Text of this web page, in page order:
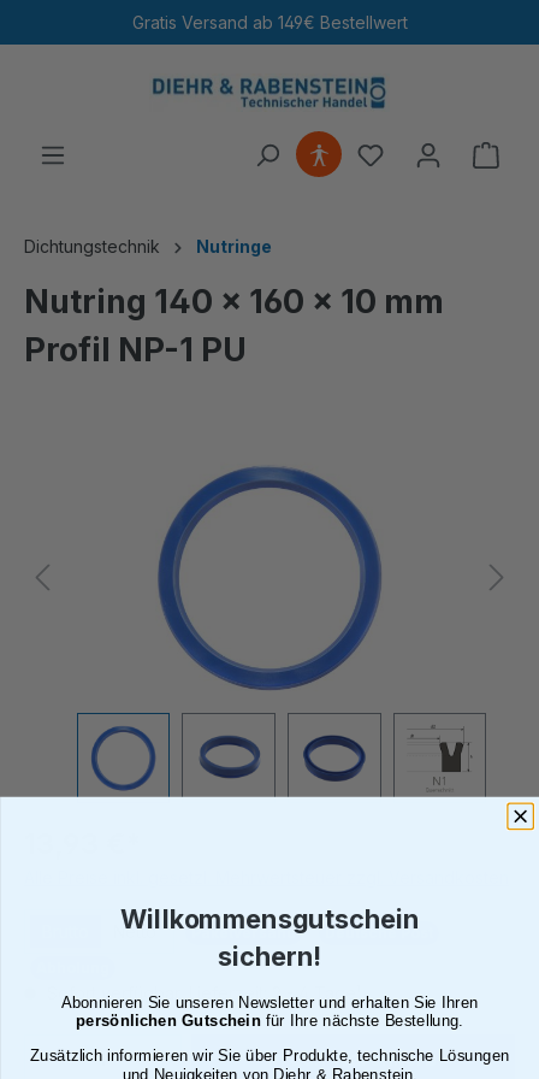
Gratis Versand ab 149€ Bestellwert
Dichtungstechnik Nutringe
Nutring 140 x 160 x 10 mm
Profil NP-1 PU
Netto Paketversand
Deutsche Post
Sofort verfügbar, Lieferzeit: 2 - 4 Tage¹
Produkt Anzahl: Gib den gewünschten
In den Warenkorb
Willkommensgutschein
sichern!
Abonnieren Sie unseren Newsletter und erhalten Sie Ihren
persönlichen Gutscheinfür Ihre nächste Bestellung.
Zusätzlich informieren wir Sie über Produkte, technische Lösungen
und Neuigkeiten von Diehr & Rabenstein.